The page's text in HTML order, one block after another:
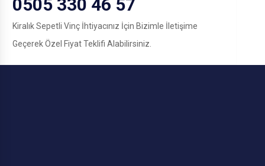
0505 330 46 57
Kiralık Sepetli Vinç İhtiyacınız İçin Bizimle İletişime
Geçerek Özel Fiyat Teklifi Alabilirsiniz.